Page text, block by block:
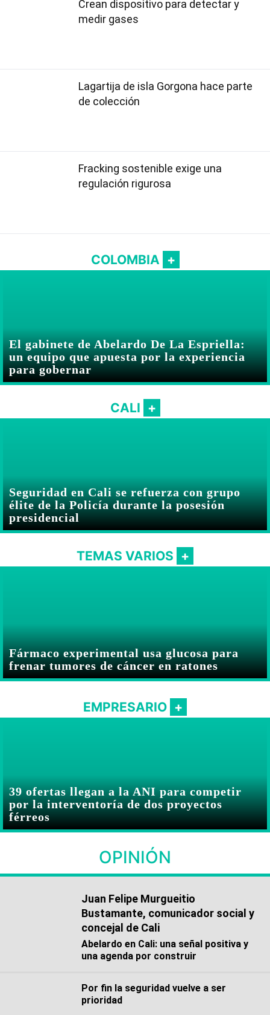
Crean dispositivo para detectar y
medir gases
Lagartija de isla Gorgona hace parte
de colección
Fracking sostenible exige una
regulación rigurosa
COLOMBIA
El gabinete de Abelardo De La Espriella:
un equipo que apuesta por la experiencia
para gobernar
CALI
Seguridad en Cali se refuerza con grupo
élite de la Policía durante la posesión
presidencial
TEMAS VARIOS
Fármaco experimental usa glucosa para
frenar tumores de cáncer en ratones
EMPRESARIO
39 ofertas llegan a la ANI para competir
por la interventoría de dos proyectos
férreos
OPINIÓN
Juan Felipe Murgueitio
Bustamante, comunicador social y
concejal de Cali
Abelardo en Cali: una señal positiva y
una agenda por construir
Por fin la seguridad vuelve a ser
prioridad